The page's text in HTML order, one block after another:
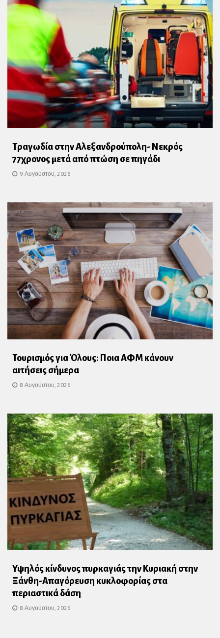
Τραγωδία στην Αλεξανδρούπολη- Νεκρός
77χρονος μετά από πτώση σε πηγάδι
9 Αυγούστου, 2026
Τουρισμός για Όλους: Ποια ΑΦΜ κάνουν
αιτήσεις σήμερα
8 Αυγούστου, 2026
Υψηλός κίνδυνος πυρκαγιάς την Κυριακή στην
Ξάνθη-Απαγόρευση κυκλοφορίας στα
περιαστικά δάση
8 Αυγούστου, 2026